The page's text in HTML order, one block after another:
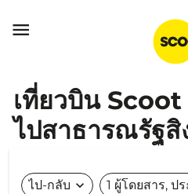

เที่ยวบิน
ไปสาธารณรัฐสิ
ไป-กลับ expand_more 1 ผู้โดยสาร, ป